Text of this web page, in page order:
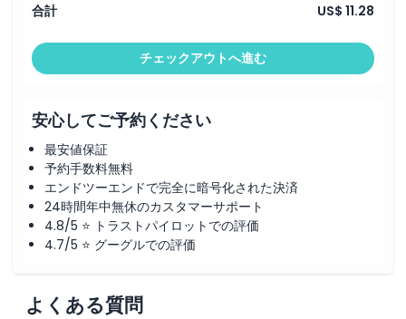
合計 US$ 11.28
チェックアウトへ進む
安心してご予約ください
最安値保証
予約手数料無料
エンドツーエンドで完全に暗号化された決済
24時間年中無休のカスタマーサポート
4.8/5 ⭐ トラストパイロットでの評価
4.7/5 ⭐ グーグルでの評価
よくある質問